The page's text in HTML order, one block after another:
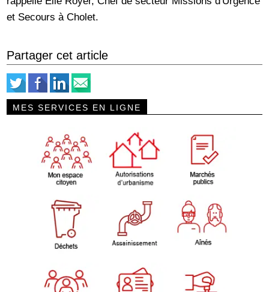
et Secours à Cholet.
Partager cet article
MES SERVICES EN LIGNE